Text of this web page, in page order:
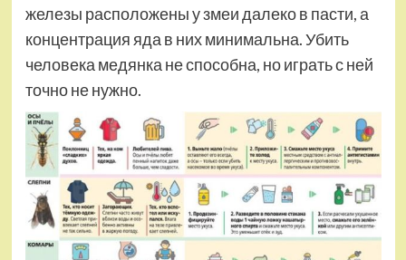
железы расположены у змеи далеко в пасти, а
концентрация яда в них минимальна. Убить
человека медянка не способна, но играть с ней
точно не нужно.